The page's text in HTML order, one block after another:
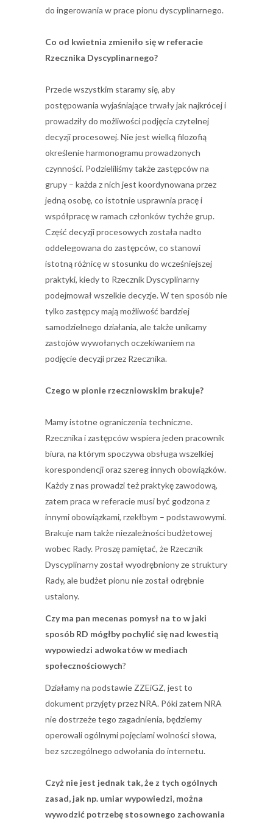
do ingerowania w prace pionu dyscyplinarnego.
Co od kwietnia zmieniło się w referacie
Rzecznika Dyscyplinarnego?
Przede wszystkim staramy się, aby
postępowania wyjaśniające trwały jak najkrócej i
prowadziły do możliwości podjęcia czytelnej
decyzji procesowej. Nie jest wielką filozofią
określenie harmonogramu prowadzonych
czynności. Podzieliliśmy także zastępców na
grupy – każda z nich jest koordynowana przez
jedną osobę, co istotnie usprawnia pracę i
współpracę w ramach członków tychże grup.
Część decyzji procesowych została nadto
oddelegowana do zastępców, co stanowi
istotną różnicę w stosunku do wcześniejszej
praktyki, kiedy to Rzecznik Dyscyplinarny
podejmował wszelkie decyzje. W ten sposób nie
tylko zastępcy mają możliwość bardziej
samodzielnego działania, ale także unikamy
zastojów wywołanych oczekiwaniem na
podjęcie decyzji przez Rzecznika.
Czego w pionie rzeczniowskim brakuje?
Mamy istotne ograniczenia techniczne.
Rzecznika i zastępców wspiera jeden pracownik
biura, na którym spoczywa obsługa wszelkiej
korespondencji oraz szereg innych obowiązków.
Każdy z nas prowadzi też praktykę zawodową,
zatem praca w referacie musi być godzona z
innymi obowiązkami, rzekłbym – podstawowymi.
Brakuje nam także niezależności budżetowej
wobec Rady. Proszę pamiętać, że Rzecznik
Dyscyplinarny został wyodrębniony ze struktury
Rady, ale budżet pionu nie został odrębnie
ustalony.
Czy ma pan mecenas pomysł na to w jaki
sposób RD mógłby pochylić się nad kwestią
wypowiedzi adwokatów w mediach
społecznościowych?
Działamy na podstawie ZZEiGZ, jest to
dokument przyjęty przez NRA. Póki zatem NRA
nie dostrzeże tego zagadnienia, będziemy
operowali ogólnymi pojęciami wolności słowa,
bez szczególnego odwołania do internetu.
Czyż nie jest jednak tak, że z tych ogólnych
zasad, jak np. umiar wypowiedzi, można
wywodzić potrzebę stosownego zachowania